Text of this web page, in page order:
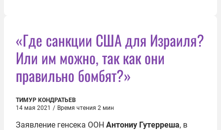
«Где санкции США для Израиля?
Или им можно, так как они
правильно бомбят?»
ТИМУР КОНДРАТЬЕВ
14 мая 2021 / Время чтения 2 мин
Заявление генсека ООН Антониу Гутерреша, в